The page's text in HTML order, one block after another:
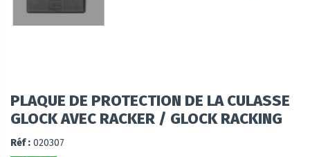
PLAQUE DE PROTECTION DE LA CULASSE
GLOCK AVEC RACKER / GLOCK RACKING
Réf : 020307